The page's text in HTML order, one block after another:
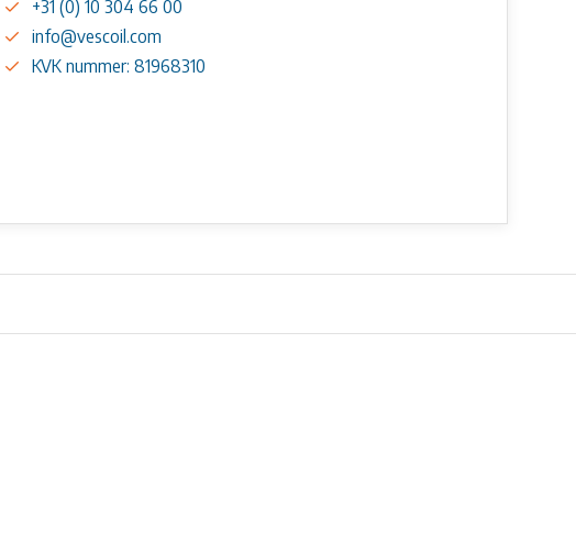
+31 (0) 10 304 66 00
info@vescoil.com
KVK nummer: 81968310